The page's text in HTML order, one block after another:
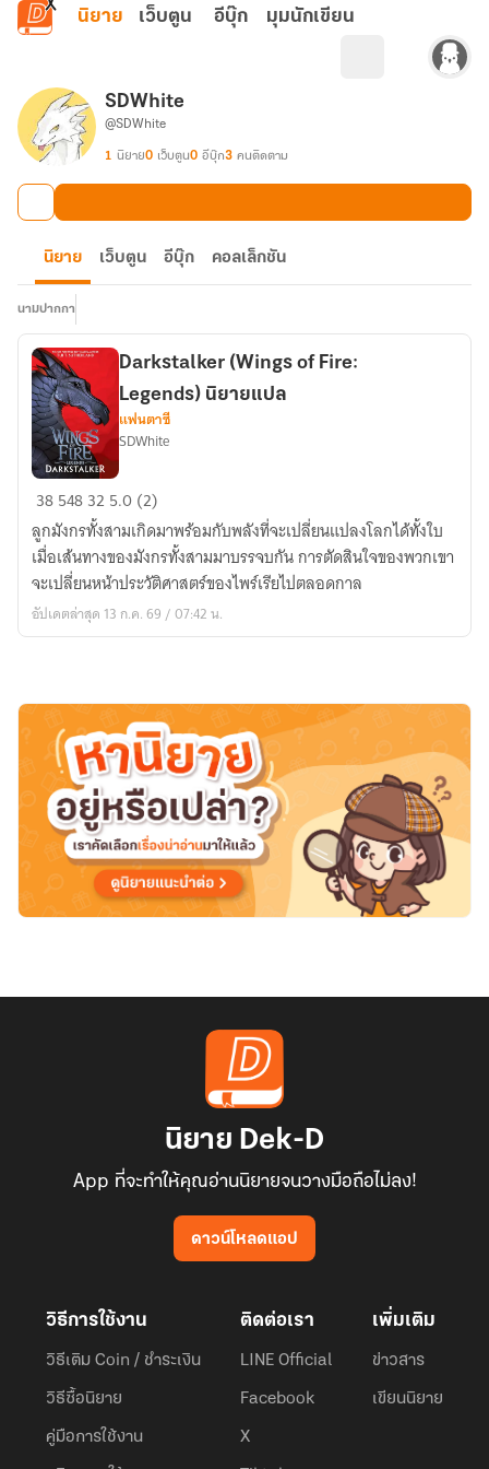
ข้ามไปยังเนื้อหาหลัก
นิยาย เว็บตูน อีบุ๊ก มุมนักเขียน
SDWhite
@SDWhite
1 นิยาย0 เว็บตูน0 อีบุ๊ก3 คนติดตาม
นิยาย เว็บตูน อีบุ๊ก คอลเล็กชัน
นามปากกา
Darkstalker
(Wings
of
Fire:
Legends)
นิยาย
Darkstalker (Wings of Fire:
Legends) นิยายแปล
แฟนตาซี
SDWhite
3854832 5.0 (2)
ลูกมังกรทั้งสามเกิดมาพร้อมกับพลังที่จะเปลี่ยนแปลงโลกได้ทั้งใบ
เมื่อเส้นทางของมังกรทั้งสามมาบรรจบกัน การตัดสินใจของพวกเขา
จะเปลี่ยนหน้าประวัติศาสตร์ของไพร์เรียไปตลอดกาล
อัปเดตล่าสุด 13 ก.ค. 69 / 07:42 น.
นิยาย Dek-D
App ที่จะทำให้คุณอ่านนิยายจนวางมือถือไม่ลง!
ดาวน์โหลดแอป
วิธีการใช้งาน
วิธีเติม Coin / ชำระเงิน
วิธีซื้อนิยาย
คู่มือการใช้งาน
ติดต่อเรา
LINE Official
Facebook
X
เพิ่มเติม
ข่าวสาร
เขียนนิยาย